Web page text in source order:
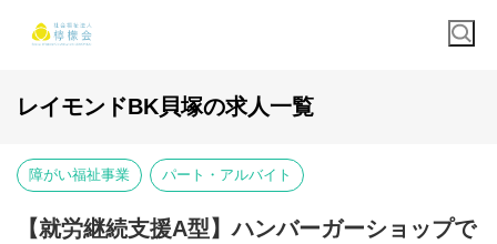
レイモンドBK貝塚の求人一覧
障がい福祉事業 パート・アルバイト
【就労継続支援A型】ハンバーガーショップで